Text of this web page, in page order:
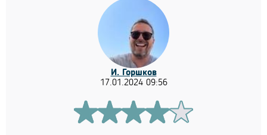
И. Горшков
17.01.2024 09:56